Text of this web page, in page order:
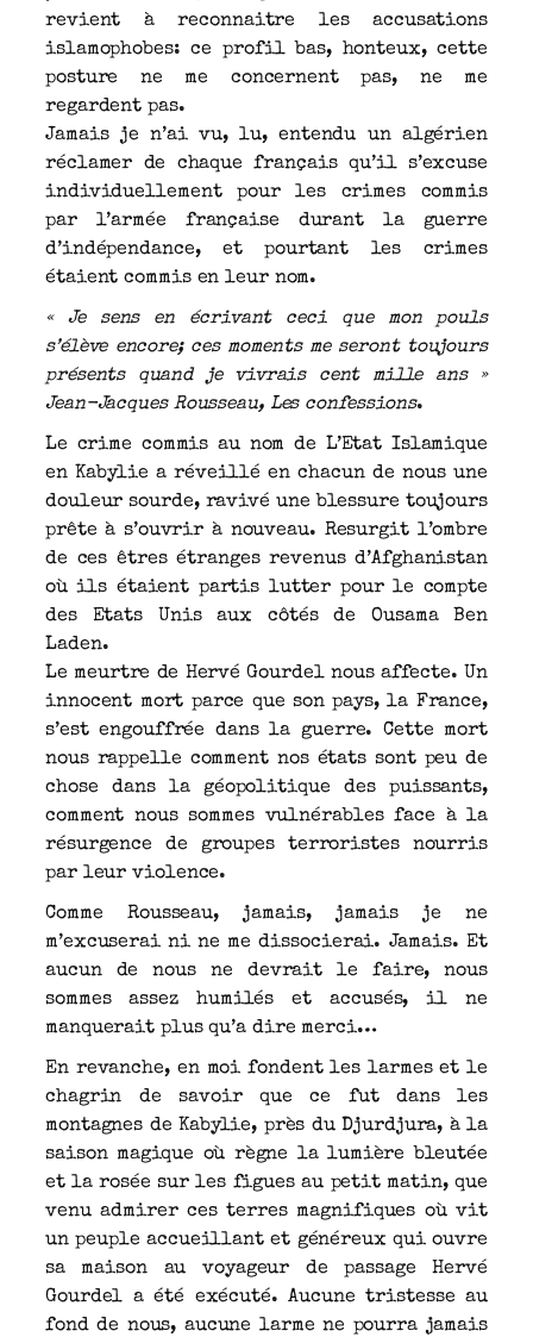
revient à reconnaitre les accusations
islamophobes: ce profil bas, honteux, cette
posture ne me concernent pas, ne me
regardent pas.
Jamais je n’ai vu, lu, entendu un algérien
réclamer de chaque français qu’il s’excuse
individuellement pour les crimes commis
par l’armée française durant la guerre
d’indépendance, et pourtant les crimes
étaient commis en leur nom.
« Je sens en écrivant ceci que mon pouls
s’élève encore; ces moments me seront toujours
présents quand je vivrais cent mille ans »
Jean-Jacques Rousseau, Les confessions.
Le crime commis au nom de L’Etat Islamique
en Kabylie a réveillé en chacun de nous une
douleur sourde, ravivé une blessure toujours
prête à s’ouvrir à nouveau. Resurgit l’ombre
de ces êtres étranges revenus d’Afghanistan
où ils étaient partis lutter pour le compte
des Etats Unis aux côtés de Ousama Ben
Laden.
Le meurtre de Hervé Gourdel nous affecte. Un
innocent mort parce que son pays, la France,
s’est engouffrée dans la guerre. Cette mort
nous rappelle comment nos états sont peu de
chose dans la géopolitique des puissants,
comment nous sommes vulnérables face à la
résurgence de groupes terroristes nourris
par leur violence.
Comme Rousseau, jamais, jamais je ne
m’excuserai ni ne me dissocierai. Jamais. Et
aucun de nous ne devrait le faire, nous
sommes assez humilés et accusés, il ne
manquerait plus qu’a dire merci…
En revanche, en moi fondent les larmes et le
chagrin de savoir que ce fut dans les
montagnes de Kabylie, près du Djurdjura, à la
saison magique où règne la lumière bleutée
et la rosée sur les figues au petit matin, que
venu admirer ces terres magnifiques où vit
un peuple accueillant et généreux qui ouvre
sa maison au voyageur de passage Hervé
Gourdel a été exécuté. Aucune tristesse au
fond de nous, aucune larme ne pourra jamais